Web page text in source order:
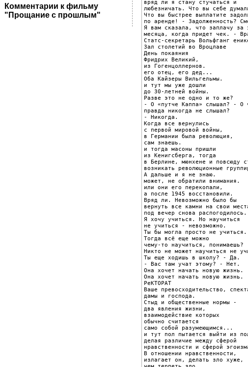
Комментарии к фильму
"Прощание с прошлым"
вряд ли я стану стучаться и
любезничать. Что вы себе
Что вы быстрее выплатите
по аренде! - Задолженность?
Я вам сказала, что заплачу за
месяца, когда придет чек. -
Статс-секретарь Вольфганг
Зал столетий во Вроцлаве
День покаяния
Фридрих Великий,
из Гогенцоллернов.
его отец, его дед...
Оба Кайзеры Вильгельмы.
и тут мы уже дошли
до 30-летней войны.
Разве это не одно и то же?
- О «путче Каппа» слышал? - О
правда никогда не слышал?
- Никогда.
Когда все вернулись
с первой мировой войны,
в Германии была революция,
сам знаешь.
и тогда масоны пришли
из Кенигсберга, тогда
в Берлине, мюнхене и повсюду
возникать революционные
А дальше и я не знаю.
может, не обратили внимания.
или они его перекопали,
а после 1945 восстановили.
Вряд ли. Невозможно было бы
вернуть все камни на свои
под вечер снова распогодилось.
Я хочу учиться. Но научиться
не учиться - невозможно.
Ты бы могла просто не учиться.
Тогда всё еще можно
чему-то научиться, понимаешь?
Никто не может научиться не
Ты еще ходишь в школу? - Да.
- Вас там учат этому? - Нет.
Она хочет начать новую жизнь.
Она хочет начать новую жизнь.
РеКТОРАТ
Ваше превосходительство,
дамы и господа.
Стыд и общественные нормы -
два явления жизни,
взаимодействие которых
обычно считается
само собой разумеющимся...
и тут пол пытается выйти из
делая различие между сферой
нравственности и сферой
В отношении нравственности,
излагает он, делать зло хуже,